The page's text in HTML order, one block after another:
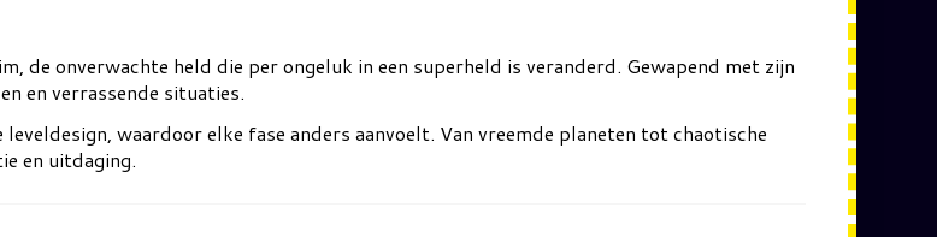
, de onverwachte held die per ongeluk in een superheld is veranderd. Gewapend met zijn
en verrassende situaties.
waardoor elke fase anders aanvoelt. Van vreemde planeten tot chaotische
en uitdaging.